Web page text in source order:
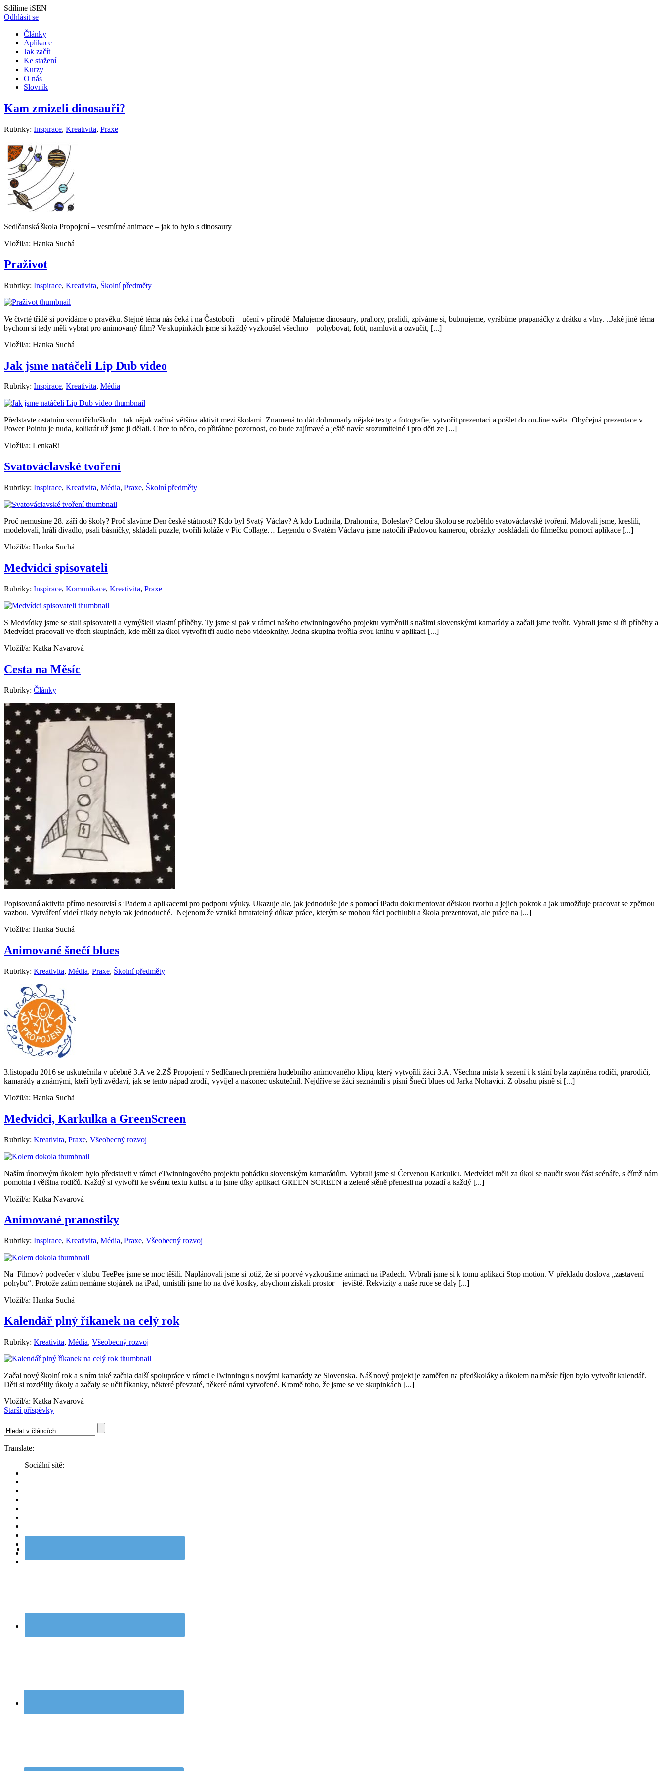
Sdílíme iSEN
Odhlásit se
Články
Aplikace
Jak začít
Ke stažení
Kurzy
O nás
Slovník
Kam zmizeli dinosauři?
Rubriky: Inspirace, Kreativita, Praxe
Sedlčanská škola Propojení – vesmírné animace – jak to bylo s dinosaury
Vložil/a: Hanka Suchá
Praživot
Rubriky: Inspirace, Kreativita, Školní předměty
Ve čtvrté třídě si povídáme o pravěku. Stejné téma nás čeká i na Častoboři – učení v přírodě. Malujeme dinosaury, prahory, pralidi, zpíváme si, bubnujeme, vyrábíme prapanáčky z drátku a vlny. ..Jaké jiné téma
bychom si tedy měli vybrat pro animovaný film? Ve skupinkách jsme si každý vyzkoušel všechno – pohybovat, fotit, namluvit a ozvučit, [...]
Vložil/a: Hanka Suchá
Jak jsme natáčeli Lip Dub video
Rubriky: Inspirace, Kreativita, Média
Představte ostatním svou třídu/školu – tak nějak začíná většina aktivit mezi školami. Znamená to dát dohromady nějaké texty a fotografie, vytvořit prezentaci a pošlet do on-line světa. Obyčejná prezentace v
Power Pointu je nuda, kolikrát už jsme ji dělali. Chce to něco, co přitáhne pozornost, co bude zajímavé a ještě navíc srozumitelné i pro děti ze [...]
Vložil/a: LenkaRi
Svatováclavské tvoření
Rubriky: Inspirace, Kreativita, Média, Praxe, Školní předměty
Proč nemusíme 28. září do školy? Proč slavíme Den české státnosti? Kdo byl Svatý Václav? A kdo Ludmila, Drahomíra, Boleslav? Celou školou se rozběhlo svatováclavské tvoření. Malovali jsme, kreslili,
modelovali, hráli divadlo, psali básničky, skládali puzzle, tvořili koláže v Pic Collage… Legendu o Svatém Václavu jsme natočili iPadovou kamerou, obrázky poskládali do filmečku pomocí aplikace [...]
Vložil/a: Hanka Suchá
Medvídci spisovateli
Rubriky: Inspirace, Komunikace, Kreativita, Praxe
S Medvídky jsme se stali spisovateli a vymýšleli vlastní příběhy. Ty jsme si pak v rámci našeho etwinningového projektu vyměnili s našimi slovenskými kamarády a začali jsme tvořit. Vybrali jsme si tři příběhy a
Medvídci pracovali ve třech skupinách, kde měli za úkol vytvořit tři audio nebo videoknihy. Jedna skupina tvořila svou knihu v aplikaci [...]
Vložil/a: Katka Navarová
Cesta na Měsíc
Rubriky: Články
Popisovaná aktivita přímo nesouvisí s iPadem a aplikacemi pro podporu výuky. Ukazuje ale, jak jednoduše jde s pomocí iPadu dokumentovat dětskou tvorbu a jejich pokrok a jak umožňuje pracovat se zpětnou
vazbou. Vytváření videí nikdy nebylo tak jednoduché. Nejenom že vzniká hmatatelný důkaz práce, kterým se mohou žáci pochlubit a škola prezentovat, ale práce na [...]
Vložil/a: Hanka Suchá
Animované šnečí blues
Rubriky: Kreativita, Média, Praxe, Školní předměty
3.listopadu 2016 se uskutečnila v učebně 3.A ve 2.ZŠ Propojení v Sedlčanech premiéra hudebního animovaného klipu, který vytvořili žáci 3.A. Všechna místa k sezení i k stání byla zaplněna rodiči, prarodiči,
kamarády a známými, kteří byli zvědaví, jak se tento nápad zrodil, vyvíjel a nakonec uskutečnil. Nejdříve se žáci seznámili s písní Šnečí blues od Jarka Nohavici. Z obsahu písně si [...]
Vložil/a: Hanka Suchá
Medvídci, Karkulka a GreenScreen
Rubriky: Kreativita, Praxe, Všeobecný rozvoj
Naším únorovým úkolem bylo představit v rámci eTwinningového projektu pohádku slovenským kamarádům. Vybrali jsme si Červenou Karkulku. Medvídci měli za úkol se naučit svou část scénáře, s čímž nám
pomohla i většina rodičů. Každý si vytvořil ke svému textu kulisu a tu jsme díky aplikaci GREEN SCREEN a zelené stěně přenesli na pozadí a každý [...]
Vložil/a: Katka Navarová
Animované pranostiky
Rubriky: Inspirace, Kreativita, Média, Praxe, Všeobecný rozvoj
Na Filmový podvečer v klubu TeePee jsme se moc těšili. Naplánovali jsme si totiž, že si poprvé vyzkoušíme animaci na iPadech. Vybrali jsme si k tomu aplikaci Stop motion. V překladu doslova „zastavení
pohybu“. Protože zatím nemáme stojánek na iPad, umístili jsme ho na dvě kostky, abychom získali prostor – jeviště. Rekvizity a naše ruce se daly [...]
Vložil/a: Hanka Suchá
Kalendář plný říkanek na celý rok
Rubriky: Kreativita, Média, Všeobecný rozvoj
Začal nový školní rok a s ním také začala další spolupráce v rámci eTwinningu s novými kamarády ze Slovenska. Náš nový projekt je zaměřen na předškoláky a úkolem na měsíc říjen bylo vytvořit kalendář.
Děti si rozdělily úkoly a začaly se učit říkanky, některé převzaté, někeré námi vytvořené. Kromě toho, že jsme se ve skupinkách [...]
Vložil/a: Katka Navarová
Starší příspěvky
Translate:
Sociální sítě: